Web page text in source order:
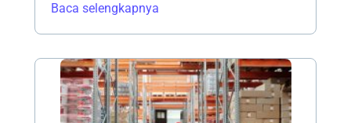
Baca selengkapnya